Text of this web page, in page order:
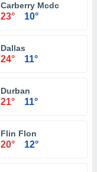
Carberry Mcdc
23° 10°
Dallas
24° 11°
Durban
21° 11°
Flin Flon
20° 12°